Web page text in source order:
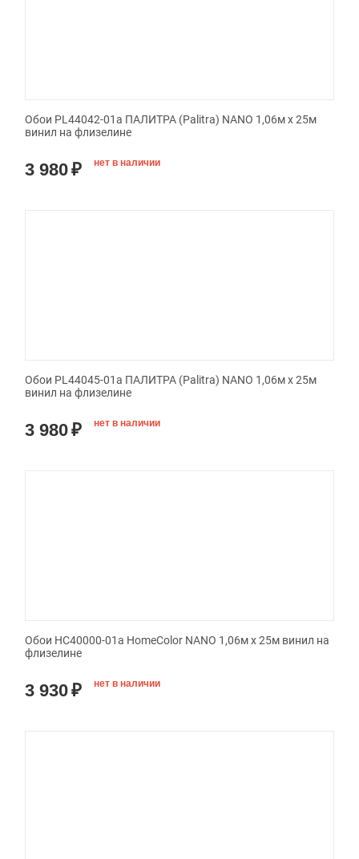
Обои PL44042-01a ПАЛИТРА (Palitra) NANO 1,06м x 25м
винил на флизелине
3 980₽ нет в наличии
Обои PL44045-01a ПАЛИТРА (Palitra) NANO 1,06м x 25м
винил на флизелине
3 980₽ нет в наличии
Обои HC40000-01a HomeColor NANO 1,06м x 25м винил на
флизелине
3 930₽ нет в наличии